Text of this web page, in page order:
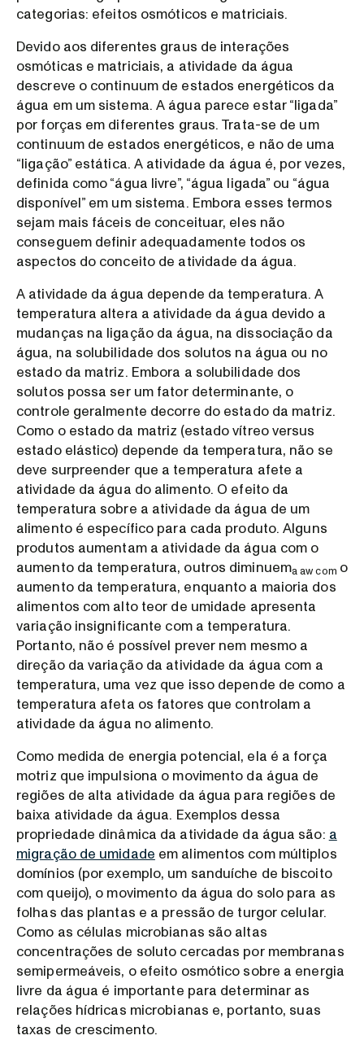
categorias: efeitos osmóticos e matriciais.
Devido aos diferentes graus de interações
osmóticas e matriciais, a atividade da água
descreve o continuum de estados energéticos da
água em um sistema. A água parece estar “ligada”
por forças em diferentes graus. Trata-se de um
continuum de estados energéticos, e não de uma
“ligação” estática. A atividade da água é, por vezes,
definida como “água livre”, “água ligada” ou “água
disponível” em um sistema. Embora esses termos
sejam mais fáceis de conceituar, eles não
conseguem definir adequadamente todos os
aspectos do conceito de atividade da água.
A atividade da água depende da temperatura. A
temperatura altera a atividade da água devido a
mudanças na ligação da água, na dissociação da
água, na solubilidade dos solutos na água ou no
estado da matriz. Embora a solubilidade dos
solutos possa ser um fator determinante, o
controle geralmente decorre do estado da matriz.
Como o estado da matriz (estado vítreo versus
estado elástico) depende da temperatura, não se
deve surpreender que a temperatura afete a
atividade da água do alimento. O efeito da
temperatura sobre a atividade da água de um
alimento é específico para cada produto. Alguns
produtos aumentam a atividade da água com o
aumento da temperatura, outros diminuema aw com o
aumento da temperatura, enquanto a maioria dos
alimentos com alto teor de umidade apresenta
variação insignificante com a temperatura.
Portanto, não é possível prever nem mesmo a
direção da variação da atividade da água com a
temperatura, uma vez que isso depende de como a
temperatura afeta os fatores que controlam a
atividade da água no alimento.
Como medida de energia potencial, ela é a força
motriz que impulsiona o movimento da água de
regiões de alta atividade da água para regiões de
baixa atividade da água. Exemplos dessa
propriedade dinâmica da atividade da água são: a
migração de umidade em alimentos com múltiplos
domínios (por exemplo, um sanduíche de biscoito
com queijo), o movimento da água do solo para as
folhas das plantas e a pressão de turgor celular.
Como as células microbianas são altas
concentrações de soluto cercadas por membranas
semipermeáveis, o efeito osmótico sobre a energia
livre da água é importante para determinar as
relações hídricas microbianas e, portanto, suas
taxas de crescimento.